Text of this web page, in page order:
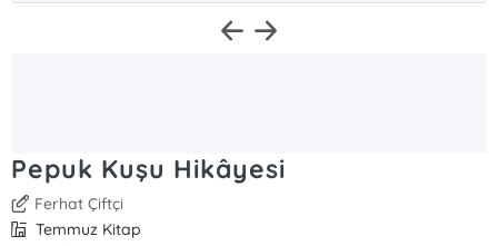
Pepuk Kuşu Hikâyesi
Ferhat Çiftçi
Temmuz Kitap